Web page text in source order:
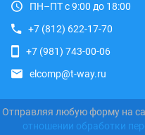
ПН–ПТ с 9:00 до 18:00
+7 (812) 622-17-70
+7 (981) 743-00-06
elcomp@t-way.ru
Отправляя любую форму на
отношении обработки